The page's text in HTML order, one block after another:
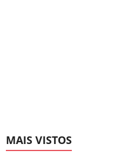
MAIS VISTOS